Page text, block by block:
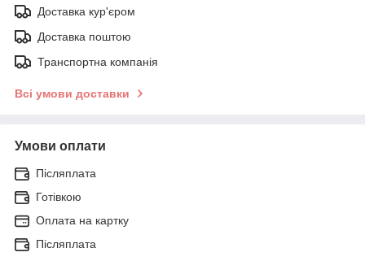
Доставка кур'єром
Доставка поштою
Транспортна компанія
Всі умови доставки
Умови оплати
Післяплата
Готівкою
Оплата на картку
Післяплата